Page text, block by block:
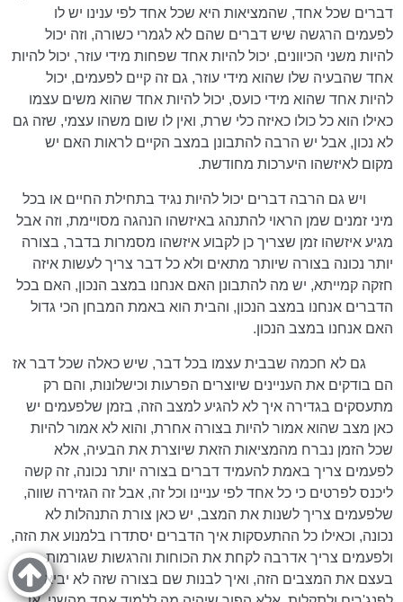
דברים שכל אחד, שהמציאות היא שכל אחד לפי ענינו יש לו
לפעמים הרגשה שיש דברים שהם לא לגמרי כשורה, וזה יכול
להיות משני הכיוונים, יכול להיות אחד שפחות מידי עוזר, יכול להיות
אחד שהבעיה שלו שהוא מידי עוזר, גם זה קיים לפעמים, יכול
להיות אחד שהוא מידי כועס, יכול להיות אחד שהוא משים עצמו
כאילו הוא כל כולו כאיזה כלי שרת, ואין לו שום משהו עצמי, שזה גם
לא נכון, אבל יש הרבה להתבונן במצב הקיים לראות האם יש
מקום לאיזשהו היערכות מחודשת.
ויש גם הרבה דברים יכול להיות נגיד בתחילת החיים או בכל
מיני זמנים שמן הראוי להתנהג באיזשהו הנהגה מסויימת, וזה אבל
מגיע איזשהו זמן שצריך כן לקבוע איזשהו מסמרות בדבר, בצורה
יותר נכונה בצורה שיותר מתאים ולא כל דבר צריך לעשות איזה
חזקה קמייתא, יש מה להתבונן האם אנחנו במצב הנכון, האם בכל
הדברים אנחנו במצב הנכון, והבית הוא באמת המבחן הכי גדול
האם אנחנו במצב הנכון.
גם לא חכמה שבבית עצמו בכל דבר, שיש כאלה שכל דבר אז
הם בודקים את העניינים שיוצרים הפרעות וכישלונות, והם רק
מתעסקים בגדירה איך לא להגיע למצב הזה, בזמן שלפעמים יש
כאן מצב שהוא אמור להיות בצורה אחרת, והוא לא אמור להיות
שכל הזמן נברח מהמציאות הזאת שיוצרת את הבעיה, אלא
לפעמים צריך באמת להעמיד דברים בצורה יותר נכונה, זה קשה
ליכנס לפרטים כי כל אחד לפי עניינו וכל זה, אבל זה הגזירה שווה,
שלפעמים צריך לשנות את המצב, יש כאן צורת התנהלות לא
נכונה, וכאילו כל ההתעסקות איך הדברים יסתדרו בלמנוע את הזה,
ולפעמים צריך אדרבה לקחת את הכוחות והרגשות שגורמות
בעצם את המצבים הזה, ואיך לבנות שם בצורה שזה לא יביא